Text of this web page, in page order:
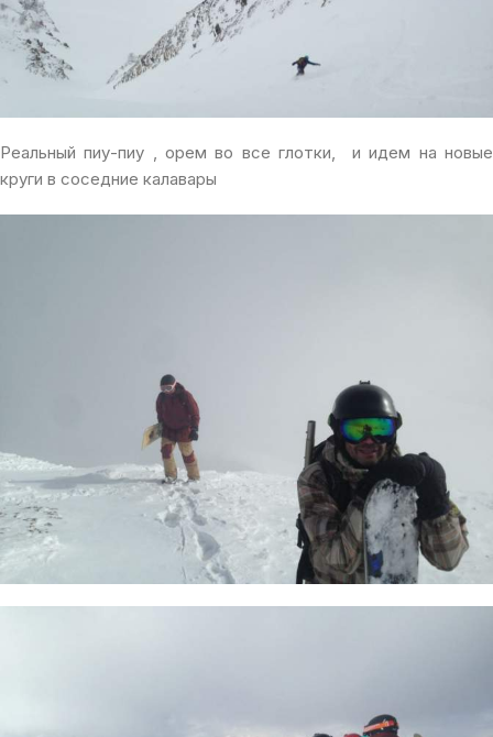
Реальный пиу-пиу , орем во все глотки, и идем на новые
круги в соседние калавары